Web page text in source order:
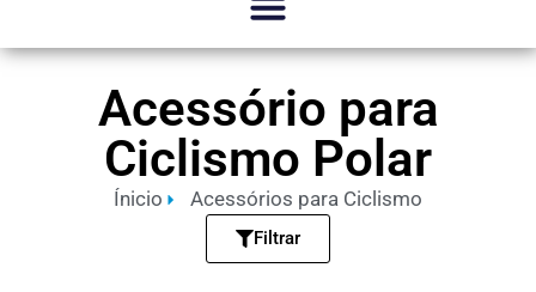
Acessório para
Ciclismo Polar
Ínicio Acessórios para Ciclismo
Filtrar